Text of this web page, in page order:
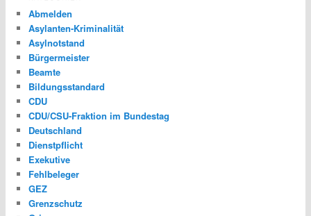
Abmelden
Asylanten-Kriminalität
Asylnotstand
Bürgermeister
Beamte
Bildungsstandard
CDU
CDU/CSU-Fraktion im Bundestag
Deutschland
Dienstpflicht
Exekutive
Fehlbeleger
GEZ
Grenzschutz